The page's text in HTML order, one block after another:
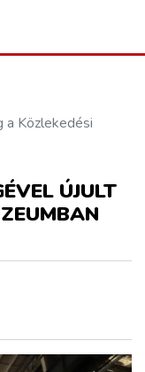
Közlekedési
ÚJULT